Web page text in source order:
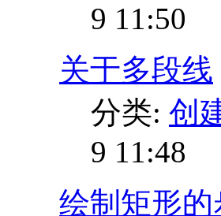
9 11:50
关于多段线
分类: 创
9 11:48
绘制矩形的